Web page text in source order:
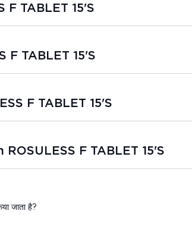
F TABLET 15'S
F TABLET 15'S
F TABLET 15'S
F TABLET 15'S
जाता है?